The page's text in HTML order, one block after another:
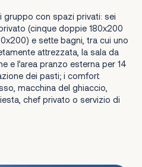
gruppo con spazi privati: sei
(cinque doppie 180x200
e sette bagni, tra cui uno
attrezzata, la sala da
e l’area pranzo esterna per 14
dei pasti; i comfort
macchina del ghiaccio,
chef privato o servizio di